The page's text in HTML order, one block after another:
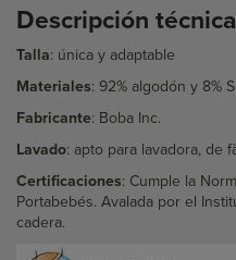
Descripción
Talla: única y adaptable
Materiales: 92% algodón y 8%
Fabricante: Boba Inc.
Lavado: apto para lavadora, de
Certificaciones: Cumple la
Portabebés. Avalada por el
cadera.